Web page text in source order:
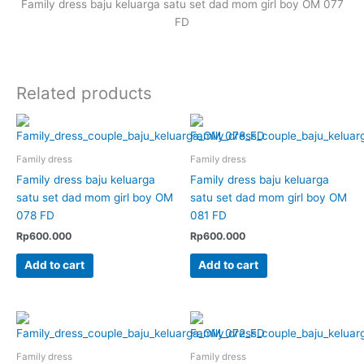
Family dress baju keluarga satu set dad mom girl boy OM 077
FD
Related products
Family dress
Family dress baju keluarga
satu set dad mom girl boy OM
078 FD
Rp600.000
Add to cart
Family dress
Family dress baju keluarga
satu set dad mom girl boy OM
081 FD
Rp600.000
Add to cart
Family dress Family dress